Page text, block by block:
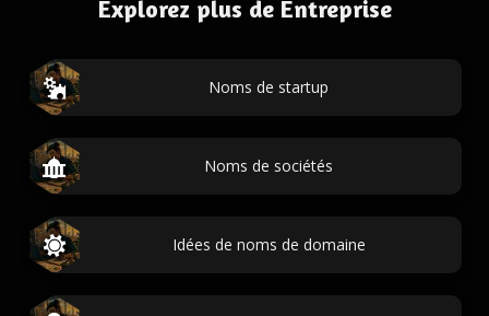
Explorez plus de Entreprise
Noms de startup
Noms de sociétés
Idées de noms de domaine